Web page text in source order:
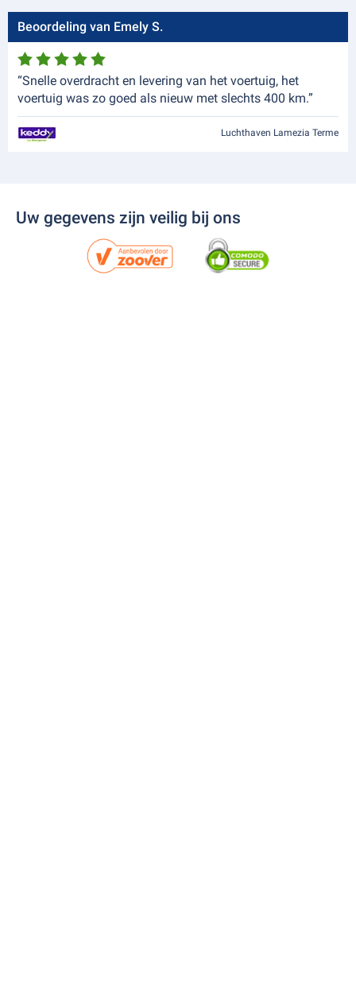
Beoordeling van Emely S.
“Snelle overdracht en levering van het voertuig, het
voertuig was zo goed als nieuw met slechts 400 km.”
Luchthaven Lamezia Terme
Uw gegevens zijn veilig bij ons